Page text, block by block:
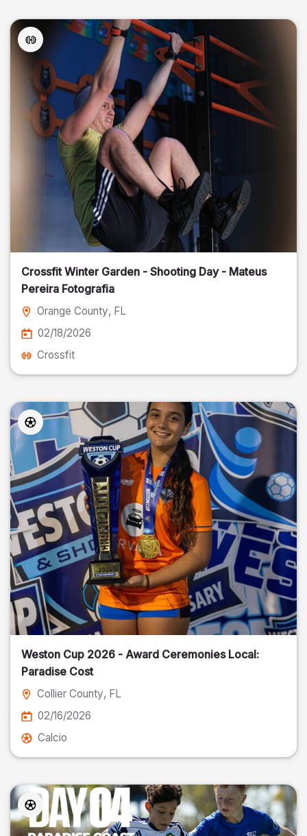
Crossfit Winter Garden - Shooting Day - Mateus
Pereira Fotografia
Orange County, FL
02/18/2026
Crossfit
Weston Cup 2026 - Award Ceremonies Local:
Paradise Cost
Collier County, FL
02/16/2026
Calcio